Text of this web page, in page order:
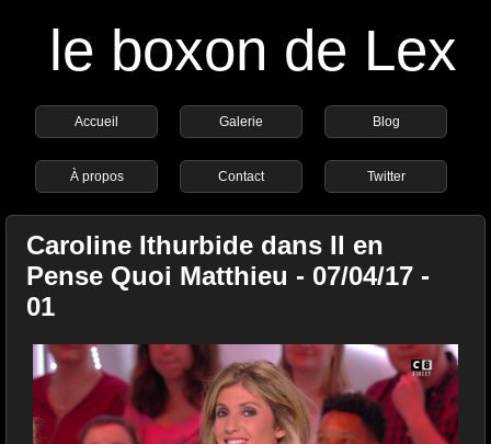
le boxon de Lex
Accueil Galerie Blog
À propos Contact Twitter
Caroline Ithurbide dans Il en
Pense Quoi Matthieu - 07/04/17 -
01